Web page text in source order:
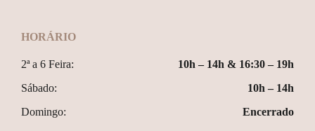
HORÁRIO
2ª a 6 Feira:
10h – 14h & 16:30 – 19h
Sábado:
10h – 14h
Domingo:
Encerrado